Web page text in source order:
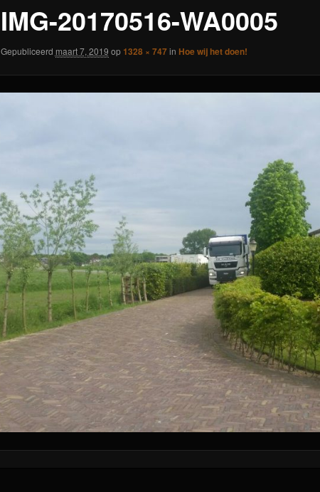
IMG-20170516-WA0005
Gepubliceerd maart 7, 2019 op 1328 × 747in Hoe wij het doen!